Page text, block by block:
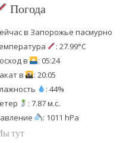
Погода
в Запорожье пасмурно
: 27.99°C
в
: 05:24
в
: 20:05
: 44%
: 7.87 м.с.
: 1011 hPa
тут